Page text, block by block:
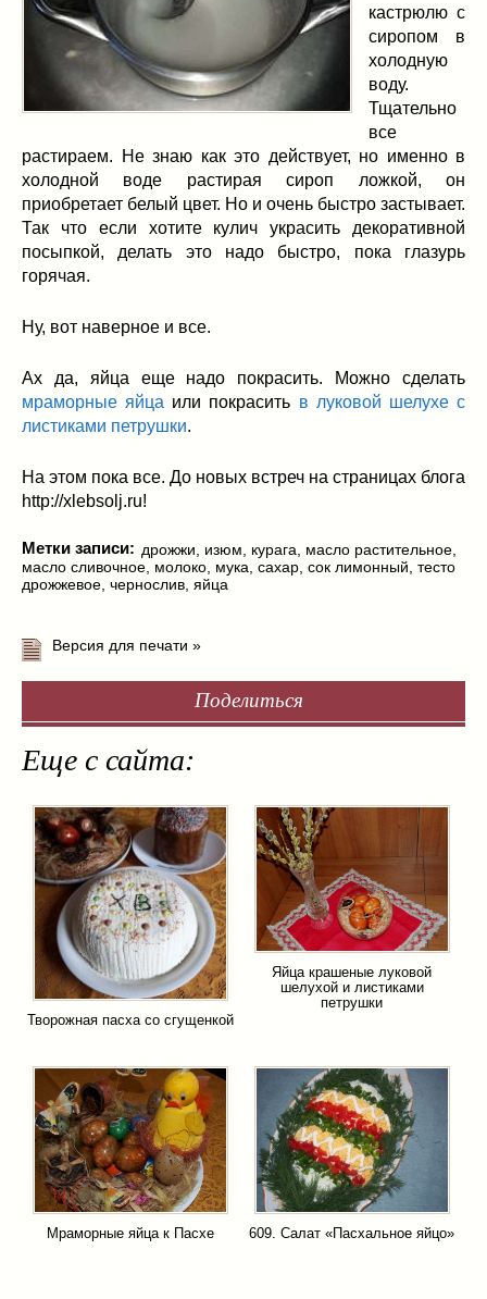
кастрюлю с
сиропом в
холодную
воду.
Тщательно
все
растираем. Не знаю как это действует, но именно в
холодной воде растирая сироп ложкой, он
приобретает белый цвет. Но и очень быстро застывает.
Так что если хотите кулич украсить декоративной
посыпкой, делать это надо быстро, пока глазурь
горячая.
Ну, вот наверное и все.
Ах да, яйца еще надо покрасить. Можно сделать
мраморные яйца или покрасить в луковой шелухе с
листиками петрушки.
На этом пока все. До новых встреч на страницах блога
http://xlebsolj.ru!
Метки записи: дрожжи, изюм, курага, масло растительное,
масло сливочное, молоко, мука, сахар, сок лимонный, тесто
дрожжевое, чернослив, яйца
Версия для печати »
Поделиться
Еще с сайта:
Творожная пасха со сгущенкой
Яйца крашеные луковой
шелухой и листиками
петрушки
Мраморные яйца к Пасхе 609. Салат «Пасхальное яйцо»